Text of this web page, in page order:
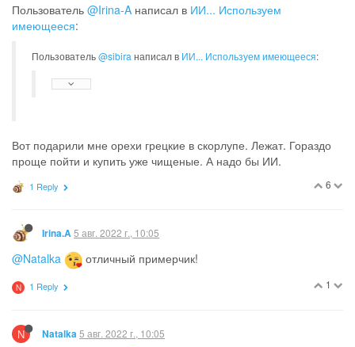
Пользователь @Irina-A написал в ИИ... Используем
имеющееся:
Пользователь@sibira написал в ИИ... Используем имеющееся:
Вот подарили мне орехи грецкие в скорлупе. Лежат. Гораздо
проще пойти и купить уже чищеные. А надо бы ИИ.
6
1 Reply
Irina.A5 авг. 2022 г., 10:05
@Natalka отличный примерчик!
1
N 1 Reply
N Natalka 5 авг. 2022 г., 10:05